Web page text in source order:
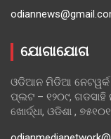
ଯୋଗାଯୋଗ
ଓଡିଆନ ମିଡିଆ
ପ୍ଲଟ – ୧୨୦୯,
ଖୋର୍ଦ୍ଧା, ଓଡିଶା ,